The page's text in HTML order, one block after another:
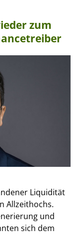
zum
Liquidität
Allzeithochs.
und
sich dem